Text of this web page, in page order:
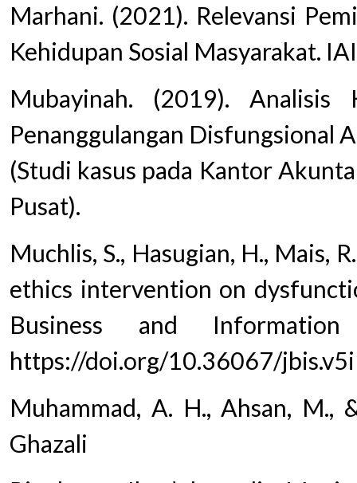
Marhani. (2021). Relevansi
Kehidupan Sosial Masyarakat.
Mubayinah. (2019).
Penanggulangan Disfungsional
(Studi kasus pada Kantor
Pusat).
Muchlis, S., Hasugian, H., Mais,
ethics intervention on
Business and
https://doi.org/10.36067/
Muhammad, A. H., Ahsan, M.,
Ghazali